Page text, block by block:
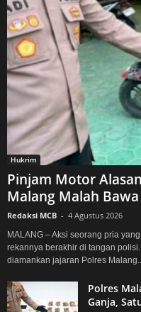
Hukrim
Pinjam Motor
Malang Malah
Redaksi MCB - 4 Agustus 2026
MALANG – Aksi seorang pria
rekannya berakhir di tangan
diamankan jajaran Polres
Polres
Ganja,